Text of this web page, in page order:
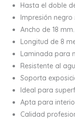
Hasta el doble
Impresión
Ancho de 18 mm.
Longitud de 8
Laminada para
Resistente al
Soporta
Ideal para
Apta para
Calidad